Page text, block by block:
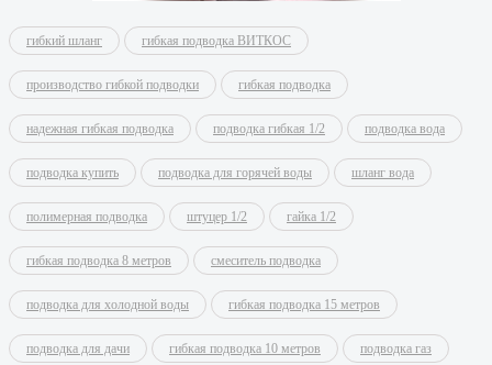
гибкий шланг гибкая подводка ВИТКОС
производство гибкой подводки гибкая подводка
надежная гибкая подводка подводка гибкая 1/2 подводка вода
подводка купить подводка для горячей воды шланг вода
полимерная подводка штуцер 1/2 гайка 1/2
гибкая подводка 8 метров смеситель подводка
подводка для холодной воды гибкая подводка 15 метров
подводка для дачи гибкая подводка 10 метров подводка газ